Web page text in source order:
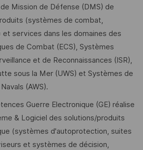
Mission de Défense (DMS) de
(systèmes de combat,
services dans les domaines des
de Combat (ECS), Systèmes
et de Reconnaissances (ISR),
sous la Mer (UWS) et Systèmes de
(AWS).
Guerre Electronique (GE) réalise
& Logiciel des solutions/produits
(systèmes d'autoprotection, suites
et systèmes de décision,